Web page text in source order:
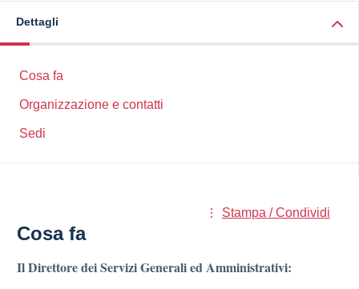
Dettagli
Cosa fa
Organizzazione e contatti
Sedi
Stampa / Condividi
Cosa fa
Il Direttore dei Servizi Generali ed Amministrativi: